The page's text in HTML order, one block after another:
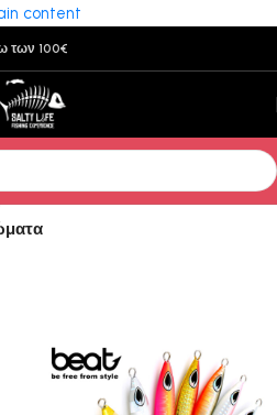
content
των 100€